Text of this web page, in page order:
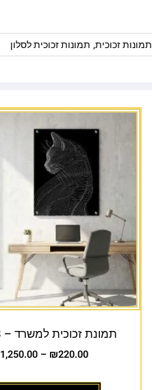
תמונות זכוכית, תמונות זכוכית לסלון
תמונת זכוכית למשרד – AU-013
₪220.00
–
1,250.00